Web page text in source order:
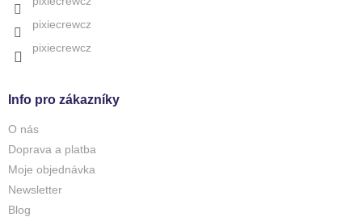
pixiecrewcz
pixiecrewcz
Info pro zákazníky
O nás
Doprava a platba
Moje objednávka
Newsletter
Blog